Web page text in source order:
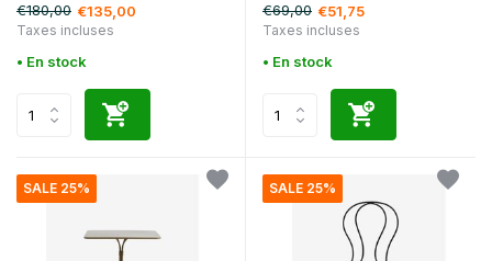
€180,00 €135,00
Taxes incluses
• En stock
€69,00 €51,75
Taxes incluses
• En stock
SALE 25% SALE 25%